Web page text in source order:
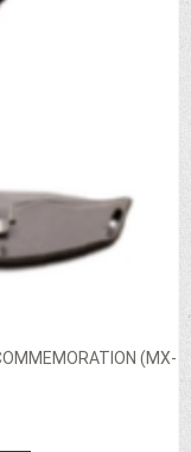
(MX-